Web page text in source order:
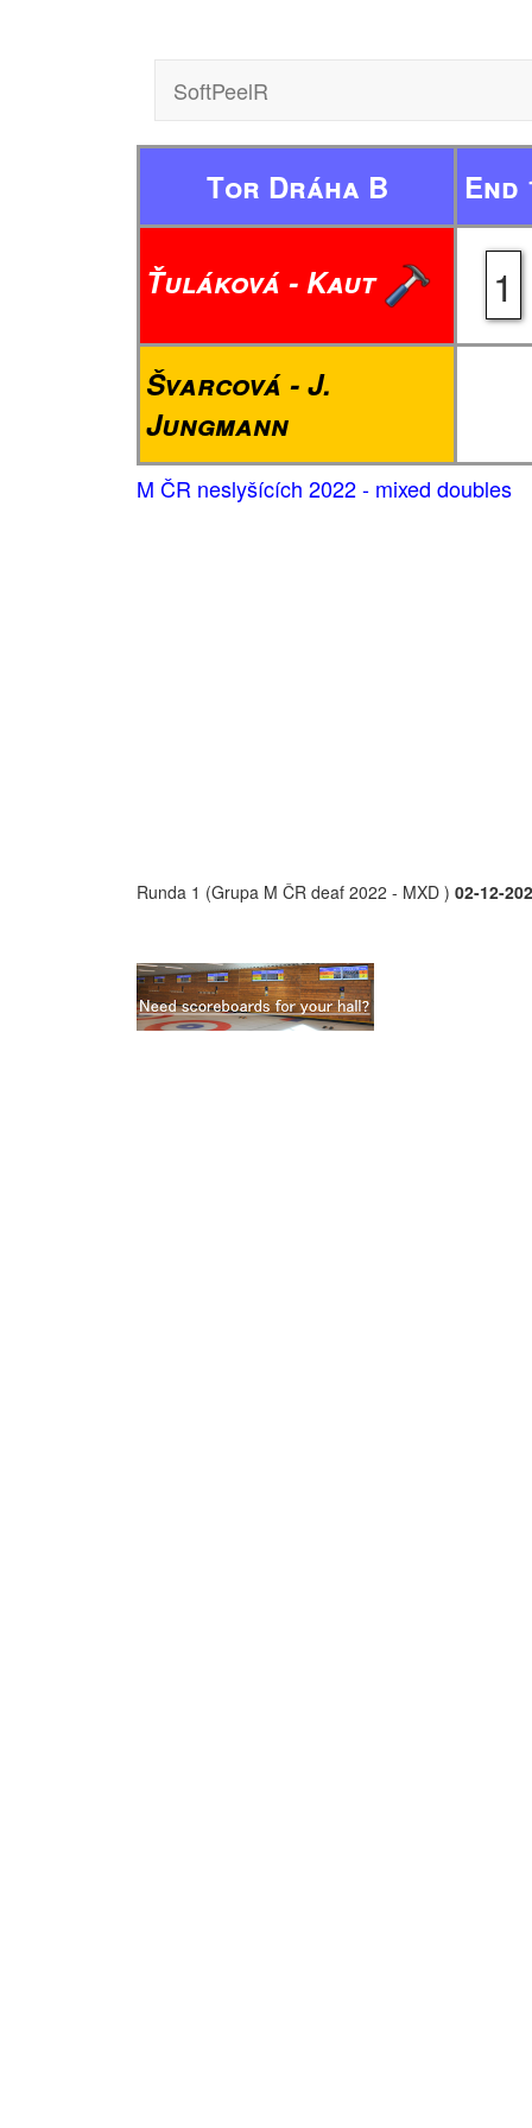
SoftPeelR
Tor Dráha B End
Ťuláková - Kaut 1
Švarcová - J.
Jungmann
M ČR neslyšících 2022 - mixed doubles
Runda 1 (Grupa M ČR deaf 2022 - MXD ) 02-12-